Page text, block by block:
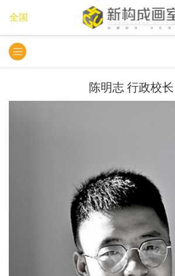
全国
陈明志 行政校长